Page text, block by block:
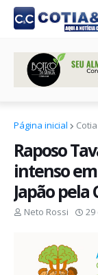
Página inicial Cotia
Raposo
intenso
Japão pela
Neto Rossi 29